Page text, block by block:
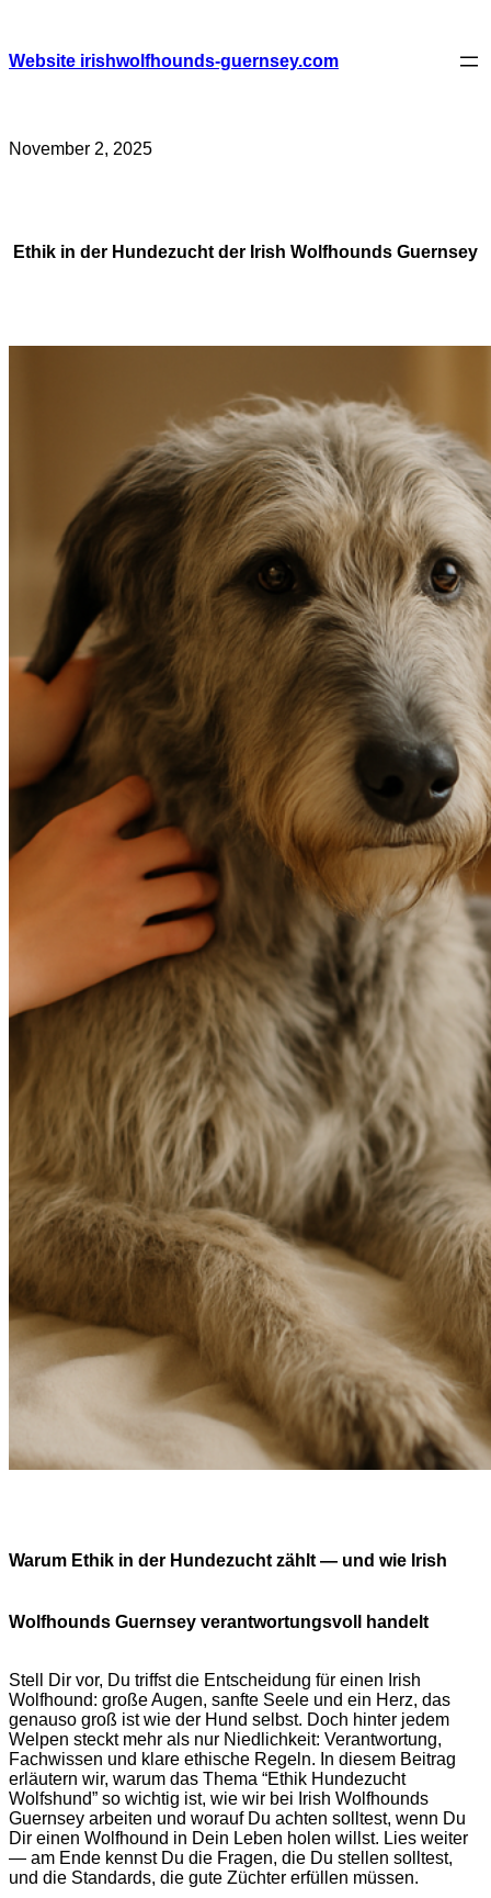
content
Website irishwolfhounds-guernsey.com
November 2, 2025
Ethik in der Hundezucht der Irish Wolfhounds Guernsey
Warum Ethik in der Hundezucht zählt — und wie Irish
Wolfhounds Guernsey verantwortungsvoll handelt
Stell Dir vor, Du triffst die Entscheidung für einen Irish
Wolfhound: große Augen, sanfte Seele und ein Herz, das
genauso groß ist wie der Hund selbst. Doch hinter jedem
Welpen steckt mehr als nur Niedlichkeit: Verantwortung,
Fachwissen und klare ethische Regeln. In diesem Beitrag
erläutern wir, warum das Thema “Ethik Hundezucht
Wolfshund” so wichtig ist, wie wir bei Irish Wolfhounds
Guernsey arbeiten und worauf Du achten solltest, wenn Du
Dir einen Wolfhound in Dein Leben holen willst. Lies weiter
— am Ende kennst Du die Fragen, die Du stellen solltest,
und die Standards, die gute Züchter erfüllen müssen.